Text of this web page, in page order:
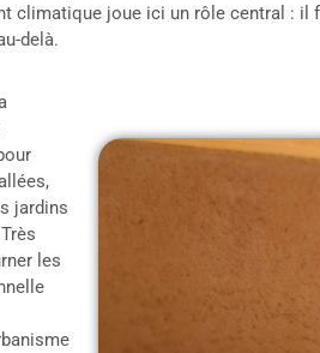
climatique joue ici un rôle central :
delà.
jardins
les